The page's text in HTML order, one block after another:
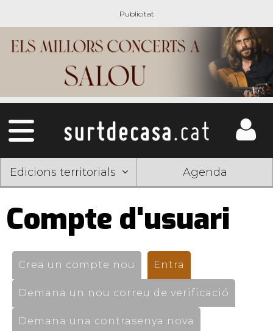
Edicions territorials Agenda
Compte d'usuari
Pestanyes
primàries
Crea un compte nou Entra
Demana un nou correu de verificació
Demana una contrasenya nova